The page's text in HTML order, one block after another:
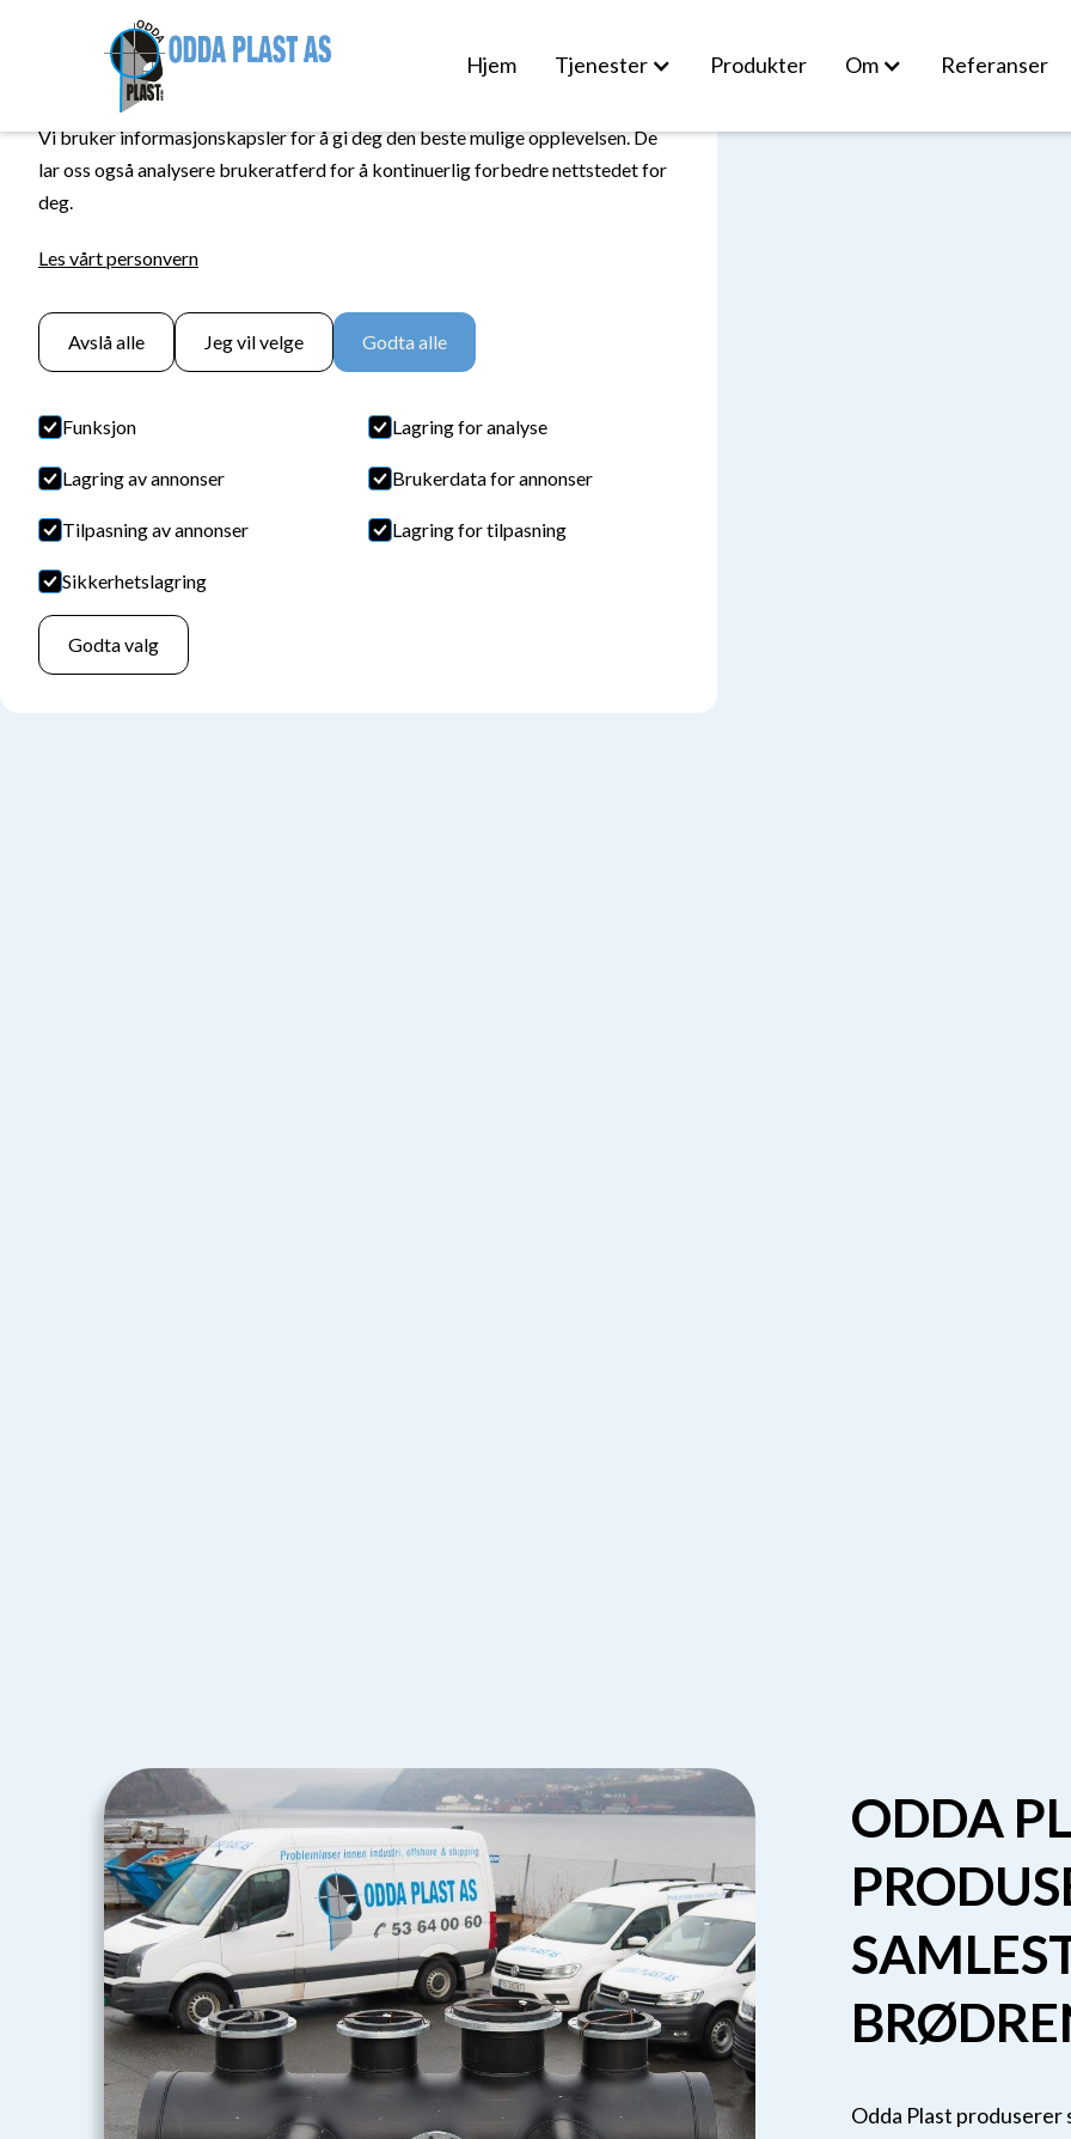
INFORMASJONSKAPSLER
Vi bruker informasjonskapsler for å gi deg den beste mulige opplevelsen. De
lar oss også analysere brukeratferd for å kontinuerlig forbedre nettstedet for
deg.
Les vårt personvern
Avslå alle Jeg vil velge Godta alle
Funksjon Lagring for analyse
Lagring av annonser Brukerdata for annonser
Tilpasning av annonser Lagring for tilpasning
Sikkerhetslagring
Godta valg
Hjem Tjenester Produkter Om Referanser
ODDA
Odda Plast